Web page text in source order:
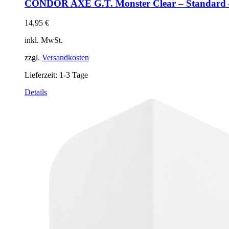
CONDOR AXE G.T. Monster Clear – Standard
14,95 €
inkl. MwSt.
zzgl. Versandkosten
Lieferzeit: 1-3 Tage
Dieses
Details